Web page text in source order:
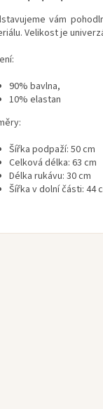
vám
Velikost je
90% bavlna,
10% elastan
Šířka podpaží: 50 cm
Celková délka: 63 cm
Délka rukávu: 30 cm
Šířka v dolní části: 44